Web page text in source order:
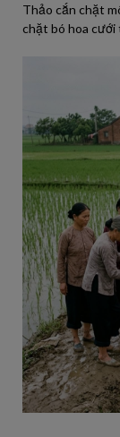
Thảo cắn chặt
chặt bó hoa cưới